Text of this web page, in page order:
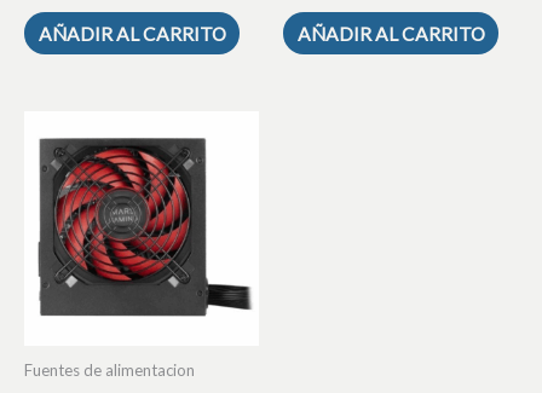
AÑADIR AL CARRITO AÑADIR AL CARRITO
Fuentes de alimentacion